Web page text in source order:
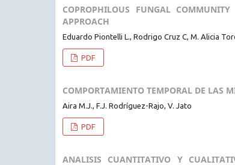
COPROPHILOUS FUNGAL
APPROACH
Eduardo Piontelli L., Rodrigo Cruz C, M. Alicia
PDF
COMPORTAMIENTO TEMPORAL DE LAS
Aira M.J., F.J. Rodríguez-Rajo, V. Jato
PDF
ANALISIS CUANTITATIVO Y